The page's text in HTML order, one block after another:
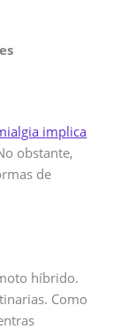
implica
obstante,
de
híbrido.
Como